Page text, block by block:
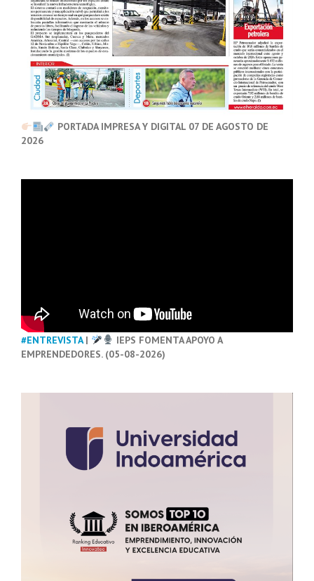
PORTADA IMPRESA Y DIGITAL 07 DE AGOSTO DE
2026
#ENTREVISTA|
IEPS FOMENTA APOYO A
EMPRENDEDORES. (05-08-2026)